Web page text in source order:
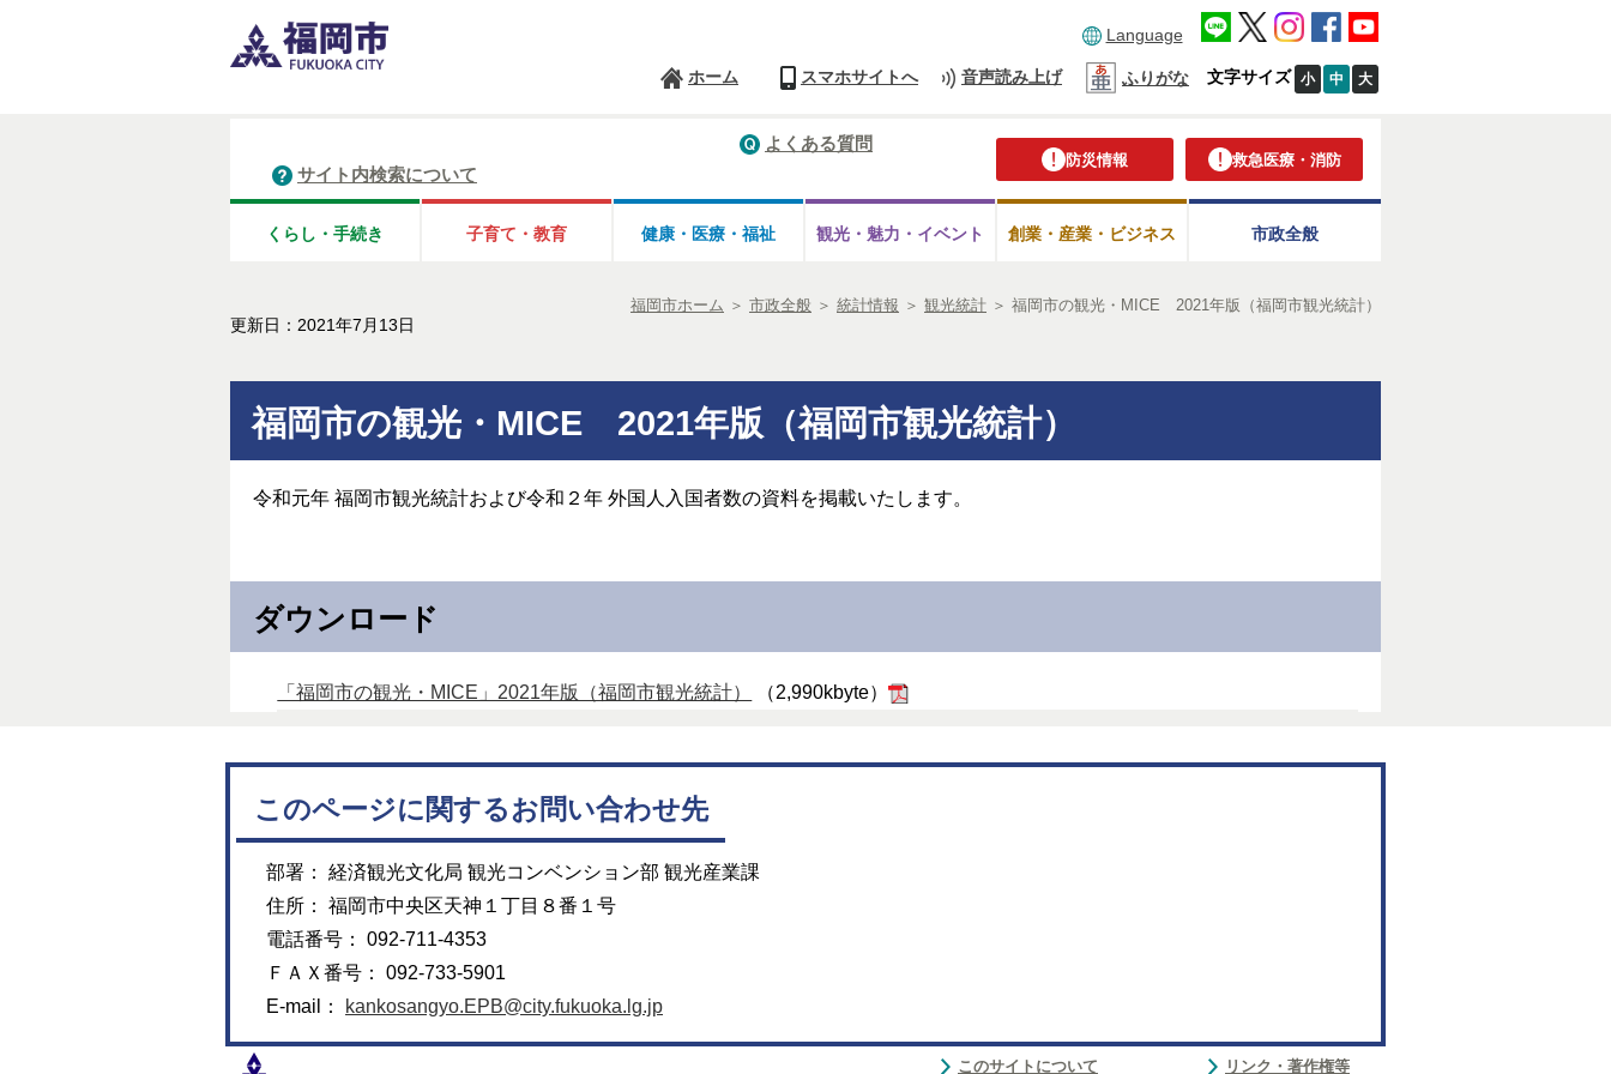
Language
ホーム スマホサイトへ 音声読み上げ ふりがな 文字サイズ 小 中 大
防災情報 救急医療・消防
よくある質問
サイト内検索について
くらし・手続き 子育て・教育 健康・医療・ 福祉 観光・魅力・ イベント 創業・産業・ビジネス 市政全般
福岡市ホーム ＞ 市政全般 ＞ 統計情報 ＞ 観光統計 ＞ 福岡市の観光・MICE 2021年版（福岡市観光統計）
更新日：2021年7月13日
福岡市の観光・MICE 2021年版（福岡市観光統計）
令和元年 福岡市観光統計および令和２年 外国人入国者数の資料を掲載いたします。
ダウンロード
「福岡市の観光・MICE」2021年版（福岡市観光統計） （2,990kbyte）
このページに関するお問い合わせ先
部署： 経済観光文化局 観光コンベンション部 観光産業課
住所： 福岡市中央区天神１丁目８番１号
電話番号： 092-711-4353
ＦＡＸ番号： 092-733-5901
E-mail：
kankosangyo.EPB@city.fukuoka.lg.jp
このサイトについて リンク・著作権等